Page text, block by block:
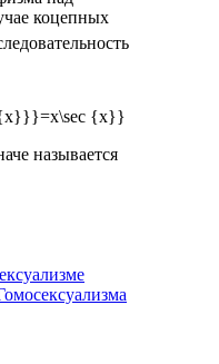
коцепных
называется